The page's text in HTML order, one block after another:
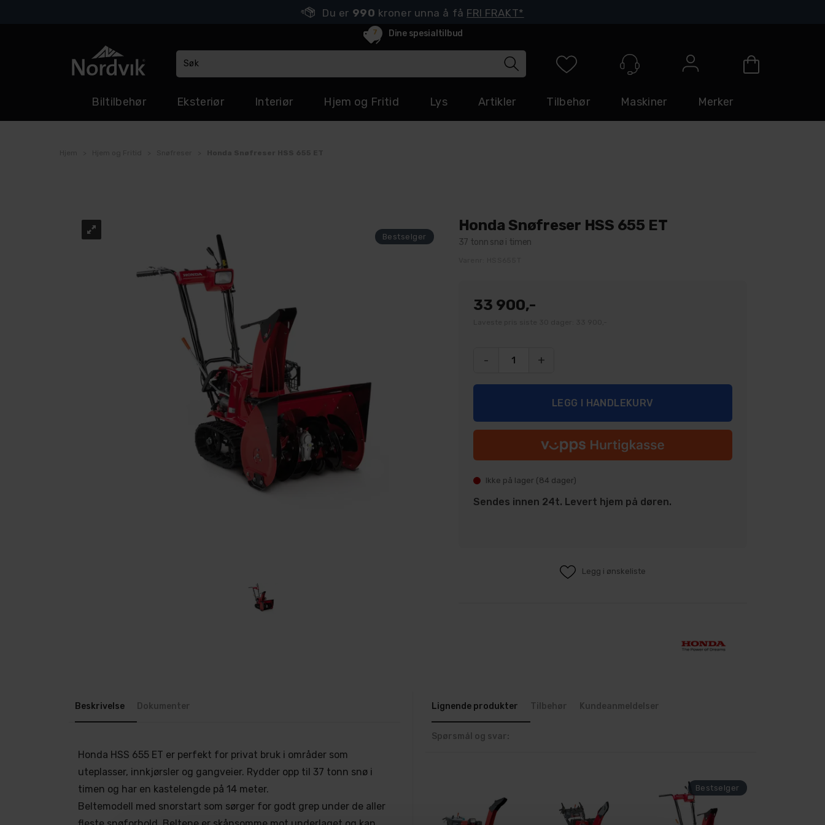
7 Dine spesialtilbud
Biltilbehør Eksteriør Interiør Hjem og Fritid Lys Artikler Tilbehør Maskiner Merker
Du er 990 kroner unna å få FRI FRAKT*
Honda Snøfreser HSS 655 ET
37 tonn snø i timen
33 900,-
- +
Ikke på lager (84 dager)
Sendes innen 24t. Levert hjem på døren.
Legg i ønskeliste
Beskrivelse Dokumenter
Honda HSS 655 ET er perfekt for privat bruk i områder som
uteplasser, innkjørsler og gangveier. Rydder opp til 37 tonn snø i
timen og har en kastelengde på 14 meter.
Beltemodell med snorstart som sørger for godt grep under de aller
Lignende produkter Tilbehør Kundeanmeldelser
Spørsmål og svar: